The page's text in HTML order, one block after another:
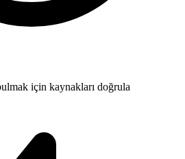
için kaynakları doğrula